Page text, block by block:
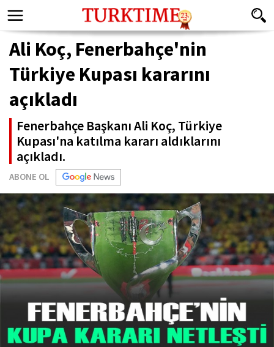
Ali Koç, Fenerbahçe'nin
Türkiye Kupası kararını
açıkladı
Fenerbahçe Başkanı Ali Koç, Türkiye
Kupası'na katılma kararı aldıklarını
açıkladı.
ABONE OL